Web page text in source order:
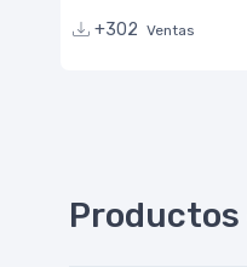
+302 Ventas
Productos